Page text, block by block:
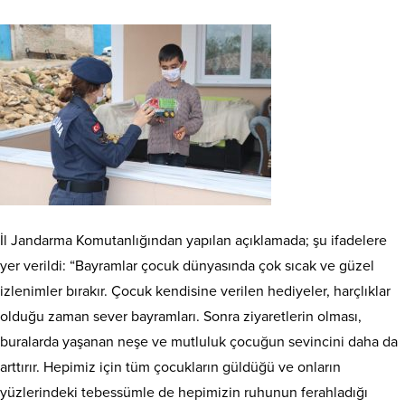
İl Jandarma Komutanlığından yapılan açıklamada; şu ifadelere
yer verildi: “Bayramlar çocuk dünyasında çok sıcak ve güzel
izlenimler bırakır. Çocuk kendisine verilen hediyeler, harçlıklar
olduğu zaman sever bayramları. Sonra ziyaretlerin olması,
buralarda yaşanan neşe ve mutluluk çocuğun sevincini daha da
arttırır. Hepimiz için tüm çocukların güldüğü ve onların
yüzlerindeki tebessümle de hepimizin ruhunun ferahladığı